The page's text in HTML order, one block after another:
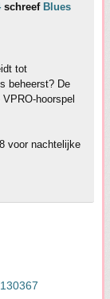
schreef Blues
tot
beheerst? De
hoorspel
voor nachtelijke